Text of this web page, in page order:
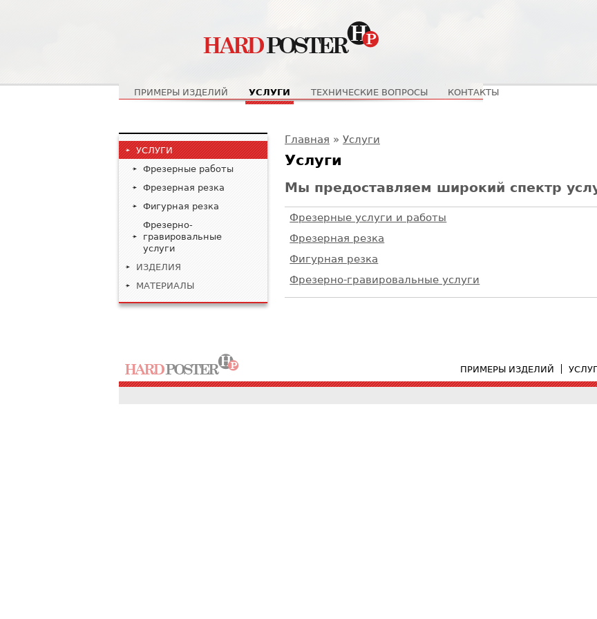
Главное меню
ПРИМЕРЫ ИЗДЕЛИЙ УСЛУГИ ТЕХНИЧЕСКИЕ ВОПРОСЫ КОНТАКТЫ
Вы здесь
Главная » Услуги
Услуги
Мы предоставляем широкий спектр
Фрезерные услуги и работы
Фрезерная резка
Фигурная резка
Фрезерно-гравировальные услуги
УСЛУГИ
Фрезерные работы
Фрезерная резка
Фигурная резка
Фрезерно-
гравировальные
услуги
ИЗДЕЛИЯ
МАТЕРИАЛЫ
ПРИМЕРЫ ИЗДЕЛИЙ